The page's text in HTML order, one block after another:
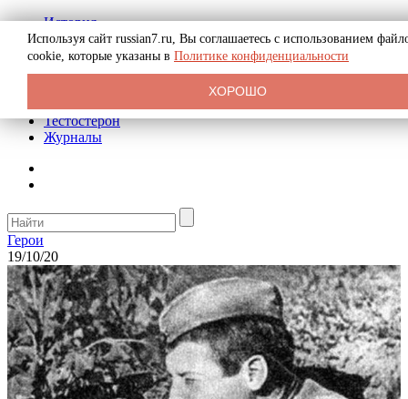
История
Биография
Криминал
Реклама на сайте
Тестостерон
Журналы
Герои
19/10/20
Используя сайт russian7.ru, Вы соглашаетесь с использованием
cookie, которые указаны в Политике конфиденциальности
ХОРОШО